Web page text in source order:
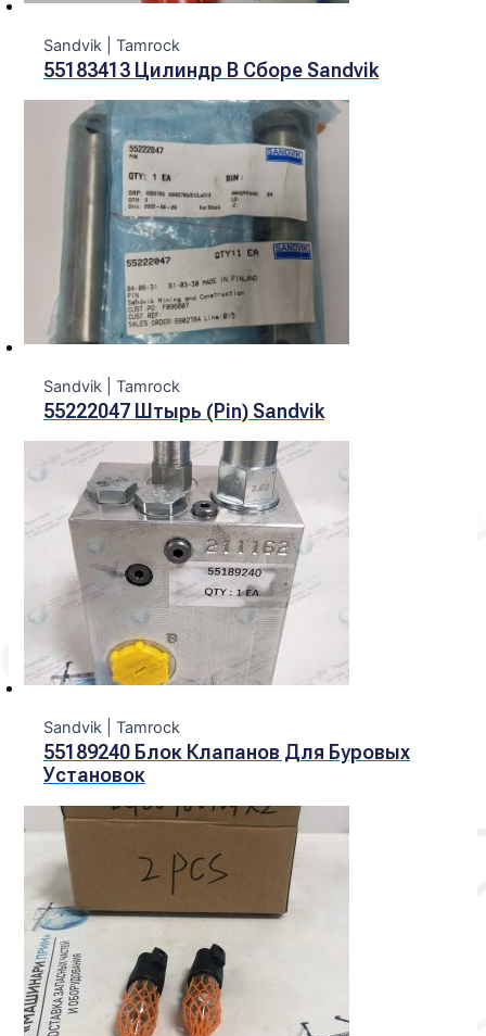
Sandvik | Tamroсk
55183413 Цилиндр В Сборе Sandvik
Sandvik | Tamroсk
55222047 Штырь (Pin) Sandvik
Sandvik | Tamroсk
55189240 Блок Клапанов Для Буровых
Установок